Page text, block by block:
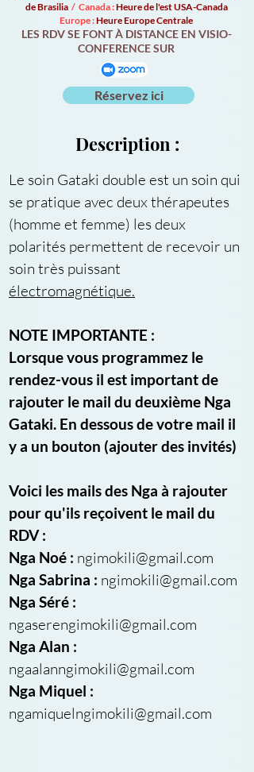
de Brasilia / Canada :Heure de l'est USA-Canada
Europe :Heure Europe Centrale
LES RDV SE FONT À DISTANCE EN VISIO-
CONFERENCE SUR
Réservez ici
Description :
Le soin Gataki double est un soin qui
se pratique avec deux thérapeutes
(homme et femme) les deux
polarités permettent de recevoir un
soin très puissant
électromagnétique.
NOTE IMPORTANTE :
Lorsque vous programmez le
rendez-vous il est important de
rajouter le mail du deuxième Nga
Gataki. En dessous de votre mail il
y a un bouton (ajouter des invités)
Voici les mails des Nga à rajouter
pour qu'ils reçoivent le mail du
RDV :
Nga Noé : ngimokili@gmail.com
Nga Sabrina : ngimokili@gmail.com
Nga Séré :
ngaserengimokili@gmail.com
Nga Alan :
ngaalanngimokili@gmail.com
Nga Miquel :
ngamiquelngimokili@gmail.com